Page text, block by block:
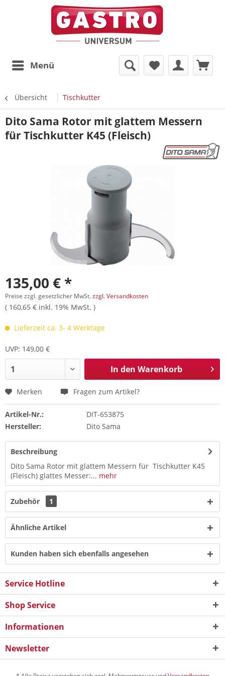
Menü
Übersicht Tischkutter
Dito Sama Rotor mit glattem Messern
für Tischkutter K45 (Fleisch)
135,00 € *
Preise zzgl. gesetzlicher MwSt.zzgl. Versandkosten
( 160,65 € inkl. 19% MwSt. )
Lieferzeit ca. 3- 4 Werktage
UVP: 149,00 €
In den Warenkorb
Merken Fragen zum Artikel?
Artikel-Nr.:
DIT-653875
Hersteller:
Dito Sama
Beschreibung
Dito Sama Rotor mit glattem Messern für Tischkutter K45
(Fleisch) glattes Messer:... mehr
Zubehör 1
Ähnliche Artikel
Kunden haben sich ebenfalls angesehen
Service Hotline
Shop Service
Informationen
Newsletter